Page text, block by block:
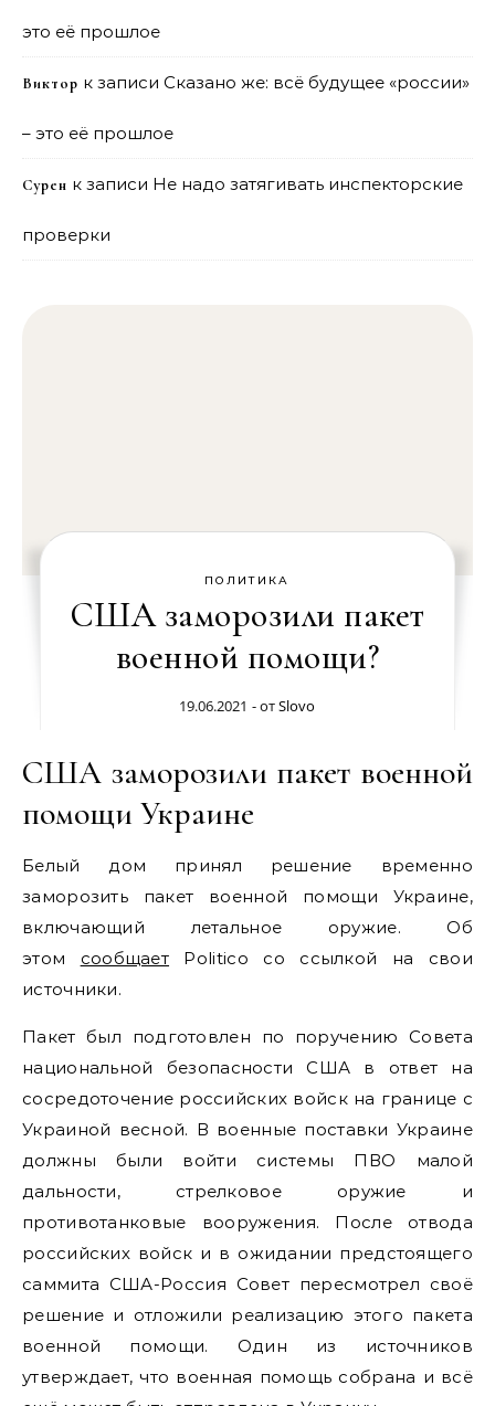
это её прошлое
Виктор к записи Сказано же: всё будущее «россии»
– это её прошлое
Сурен к записи Не надо затягивать инспекторские
проверки
ПОЛИТИКА
США заморозили пакет
военной помощи?
19.06.2021 - отSlovo
США заморозили пакет военной
помощи Украине
Белый дом принял решение временно
заморозить пакет военной помощи Украине,
включающий летальное оружие. Об
этом сообщает Politico со ссылкой на свои
источники.
Пакет был подготовлен по поручению Совета
национальной безопасности США в ответ на
сосредоточение российских войск на границе с
Украиной весной. В военные поставки Украине
должны были войти системы ПВО малой
дальности, стрелковое оружие и
противотанковые вооружения. После отвода
российских войск и в ожидании предстоящего
саммита США-Россия Совет пересмотрел своё
решение и отложили реализацию этого пакета
военной помощи. Один из источников
утверждает, что военная помощь собрана и всё